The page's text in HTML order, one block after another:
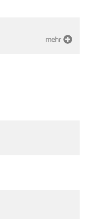
mehr